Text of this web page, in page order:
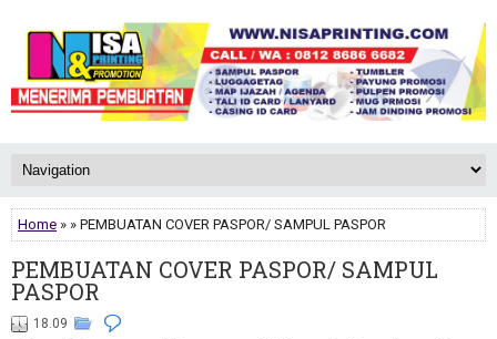
Home » » PEMBUATAN COVER PASPOR/ SAMPUL PASPOR
PEMBUATAN COVER PASPOR/ SAMPUL
PASPOR
18.09